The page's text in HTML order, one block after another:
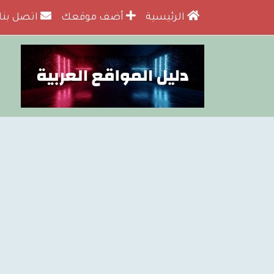
الرئيسية أضف موقعك اتصل بنا